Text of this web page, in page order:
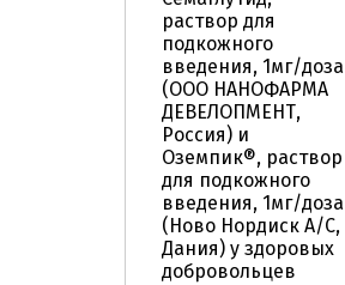
раствор для
подкожного
введения, 1мг/доза
(ООО НАНОФАРМА
ДЕВЕЛОПМЕНТ,
Россия) и
Оземпик®, раствор
для подкожного
введения, 1мг/доза
(Ново Нордиск А/С,
Дания) у здоровых
добровольцев